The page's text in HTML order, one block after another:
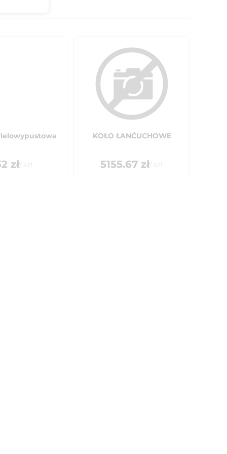
zł/ szt
KOŁO ŁANĆUCHOWE
5155.67zł/ szt